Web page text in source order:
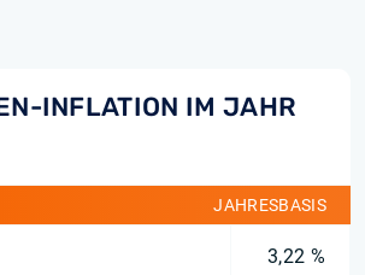
INFLATION IM JAHR
JAHRESBASIS
3,22 %